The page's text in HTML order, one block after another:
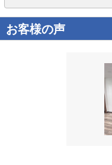
お客様の声